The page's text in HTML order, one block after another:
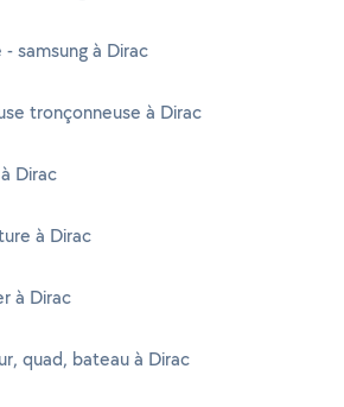
samsung à Dirac
tronçonneuse à Dirac
Dirac
à Dirac
à Dirac
quad, bateau à Dirac